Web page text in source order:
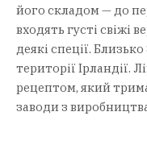
його складом — до
входять густі свіжі
деякі спеції.
території Ірландії.
рецептом, який
заводи з